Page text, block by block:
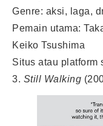
Genre: aksi, laga,
Pemain utama:
Keiko Tsushima
Situs atau platform
3. Still Walking